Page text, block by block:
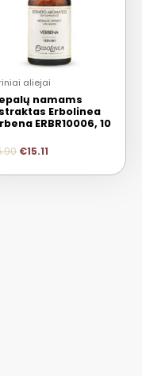
aliejai
namams
Erbolinea
ERBR10006, 10
€15.11